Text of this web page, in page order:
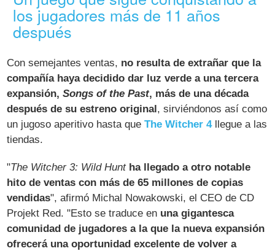
los jugadores más de 11 años
después
Con semejantes ventas, no resulta de extrañar que la
compañía haya decidido dar luz verde a una tercera
expansión,Songs of the Past, más de una década
después de su estreno original, sirviéndonos así como
un jugoso aperitivo hasta queThe Witcher 4llegue a las
tiendas.
"The Witcher 3: Wild Hunt ha llegado a otro notable
hito de ventas con más de 65 millones de copias
vendidas", afirmó Michal Nowakowski, el CEO de CD
Projekt Red. "Esto se traduce en una gigantesca
comunidad de jugadores a la que la nueva expansión
ofrecerá una oportunidad excelente de volver a